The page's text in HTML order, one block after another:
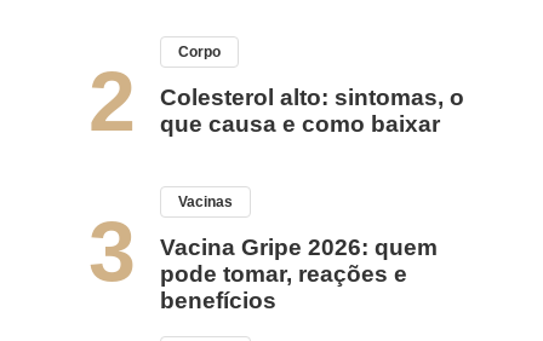
2
Corpo
Colesterol alto: sintomas, o
que causa e como baixar
3
Vacinas
Vacina Gripe 2026: quem
pode tomar, reações e
benefícios